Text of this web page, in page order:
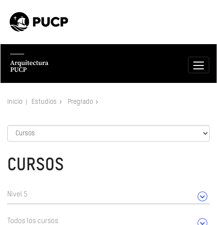
Inicio Estudios Pregrado
CURSOS
Nivel 5
Todos los cursos